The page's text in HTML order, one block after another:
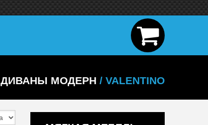
ДИВАНЫ МОДЕРН / VALENTINO